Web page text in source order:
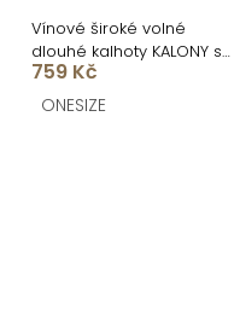
Vínové široké volné
dlouhé kalhoty KALONY s
páskem
759 Kč
ONESIZE